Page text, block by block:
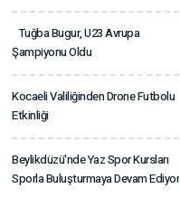
Tuğba Bugur, U23 Avrupa
Şampiyonu Oldu
Kocaeli Valiliğinden Drone Futbolu
Etkinliği
Beylikdüzü'nde Yaz Spor Kursları
Sporla Buluşturmaya Devam Ediyor